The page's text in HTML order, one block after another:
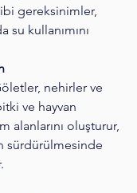
gereksinimler,
su kullanımını
nehirler ve
ve hayvan
alanlarını oluşturur,
sürdürülmesinde